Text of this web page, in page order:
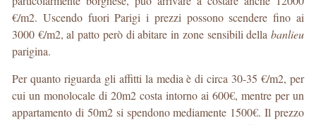
€/m2. Uscendo fuori Parigi i prezzi possono scendere fino ai
3000 €/m2, al patto però di abitare in zone sensibili della banlieu
parigina.
Per quanto riguarda gli affitti la media è di circa 30-35 €/m2, per
cui un monolocale di 20m2 costa intorno ai 600€, mentre per un
appartamento di 50m2 si spendono mediamente 1500€. Il prezzo